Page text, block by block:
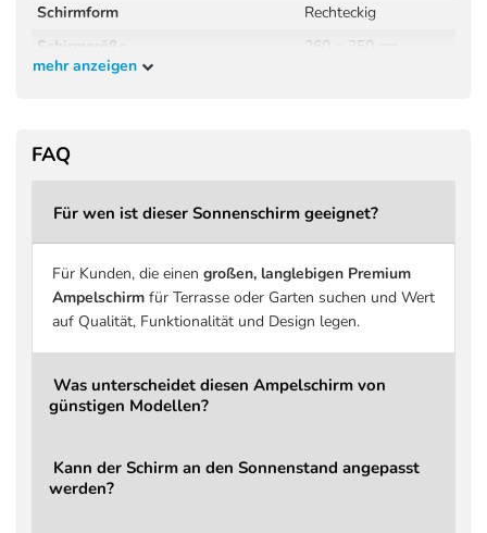
Schirmform
Rechteckig
Schirmgröße
260 × 350 cm
Schirmfläche
Höhe geöffnet
Material Gestell
Aluminium
Griff
Druckguss Aluminium,
Schirmbezug
Spuncrylic
Stoffdichte
240 g/m² Spuncrylic™
Stoffklasse
4 PREMIUM
Beschichtung
Schmutz- und
UV-Schutz
Öffnen / Schließen
mehr anzeigen
FAQ
Für wen ist dieser Sonnenschirm geeignet?
Für Kunden, die einen großen, langlebigen Premium
Ampelschirmfür Terrasse oder Garten suchen und Wert
auf Qualität, Funktionalität und Design legen.
Was unterscheidet diesen Ampelschirm von
günstigen Modellen?
Kann der Schirm an den Sonnenstand angepasst
werden?